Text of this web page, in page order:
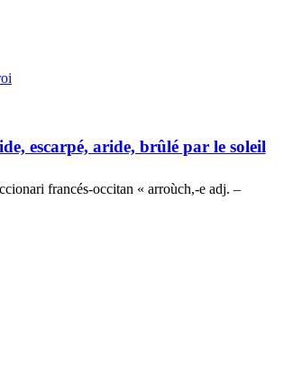
escarpé, aride, brûlé par le soleil
francés-occitan « arroùch,-e adj. –